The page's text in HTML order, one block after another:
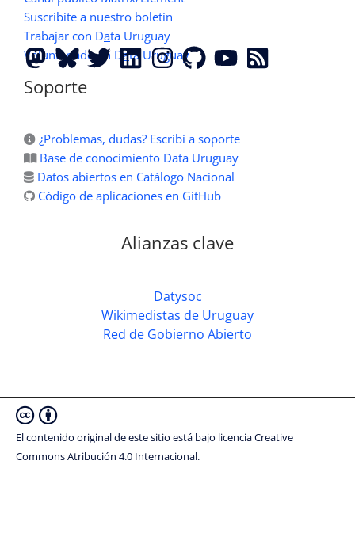
Suscribite a nuestro boletín
Trabajar con Data Uruguay
Voluntariado en Data Uruguay
Soporte
¿Problemas, dudas? Escribí a soporte
Base de conocimiento Data Uruguay
Datos abiertos en Catálogo Nacional
Código de aplicaciones en GitHub
Alianzas clave
Datysoc
Wikimedistas de Uruguay
Red de Gobierno Abierto
El contenido original de este sitio está bajo licencia Creative
Commons Atribución 4.0 Internacional.